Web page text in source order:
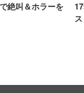
絶叫＆ホラーを